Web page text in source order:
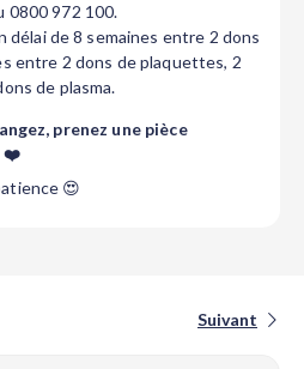
0800 972 100.
de 8 semaines entre 2 dons
entre 2 dons de plaquettes, 2
de plasma.
prenez une pièce
❤️
😍
Suivant